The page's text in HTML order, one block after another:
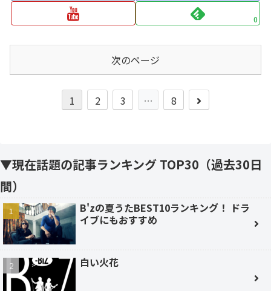
0
次のページ
1 2 3 … 8
次
▼現在話題の記事ランキング TOP30（過去30日
間）
B'zの夏うたBEST10ランキング！ ドラ
イブにもおすすめ
白い火花